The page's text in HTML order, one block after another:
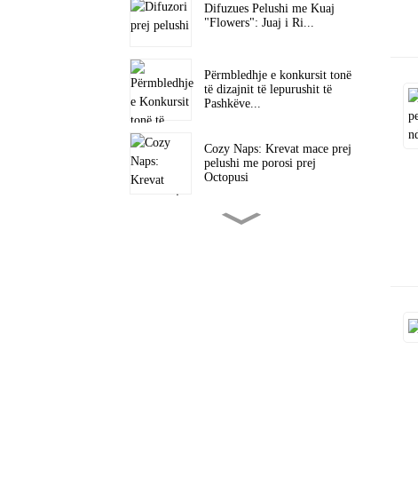
Difuzues Pelushi me Kuaj
"Flowers": Juaj i Ri...
Përmbledhje e konkursit tonë
të dizajnit të lepurushit të
Pashkëve...
Cozy Naps: Krevat mace prej
pelushi me porosi prej
Octopusi
Byzylyk me shuplakë i